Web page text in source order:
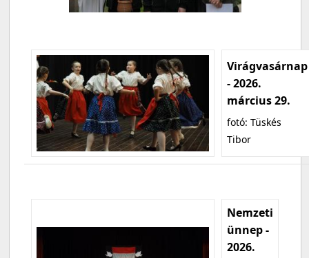
Virágvasárnap
- 2026.
március 29.
fotó: Tüskés
Tibor
Nemzeti
ünnep -
2026.